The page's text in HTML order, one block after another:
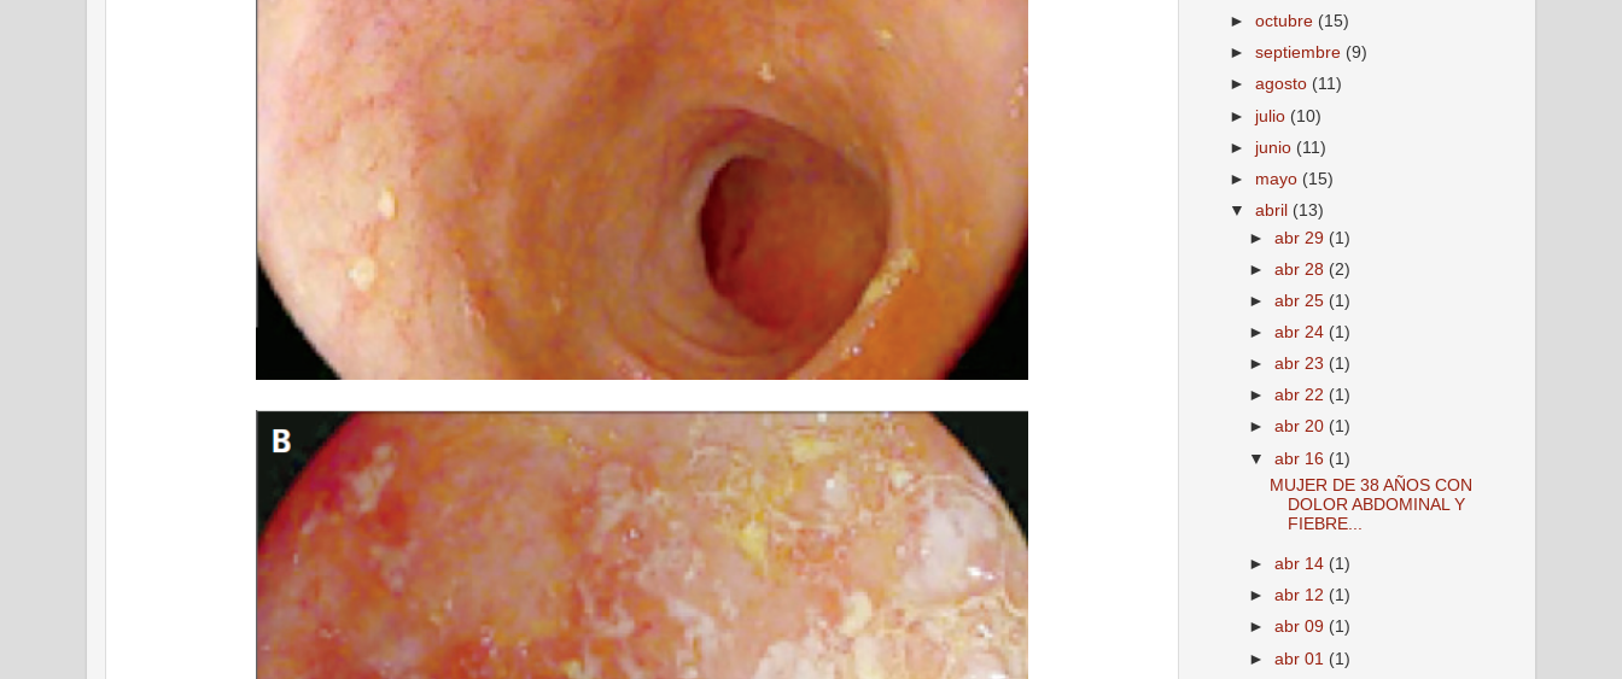
►octubre (15)
►septiembre (9)
►agosto (11)
► julio (10)
► junio (11)
► mayo (15)
▼abril (13)
►abr 29 (1)
►abr 28 (2)
►abr 25 (1)
►abr 24 (1)
►abr 23 (1)
►abr 22 (1)
►abr 20 (1)
▼abr 16 (1)
MUJER DE 38 AÑOS CON
DOLOR ABDOMINAL Y
FIEBRE...
►abr 14 (1)
►abr 12 (1)
►abr 09 (1)
►abr 01 (1)